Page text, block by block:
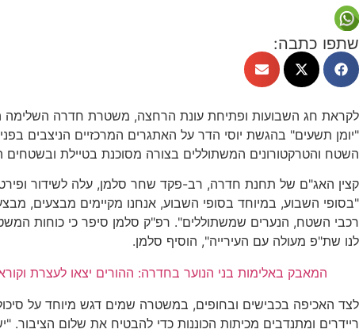
שתפו כתבה:
לקראת חג השבועות ופתיחת עונת הרחצה, משטרת חדרה השלימה
"יומן תשעים" בהגשת יוסי הדר על האתגרים המרכזיים הניצבים
השטח והטרקטורונים המשתוללים בצורה מסוכנת בטיילת
קצין האג"ם של תחנת חדרה, רב-פקד שחר סלמן, עלה לשידור
"בסופי השבוע, במיוחד בסופי השבוע, אנחנו מקיימים מבצעים,
לנו שת"פ מעולה עם העירייה", הוסיף סלמן.
המאבק באלימות בני הנוער בחדרה: ההורים יצאו לעצרת
לצד האכיפה בכבישים ובחופים, במשטרה שמים דגש מיוחד על
ריידרים ומתנדבים מכיתות הכוננות כדי להבטיח את שלום